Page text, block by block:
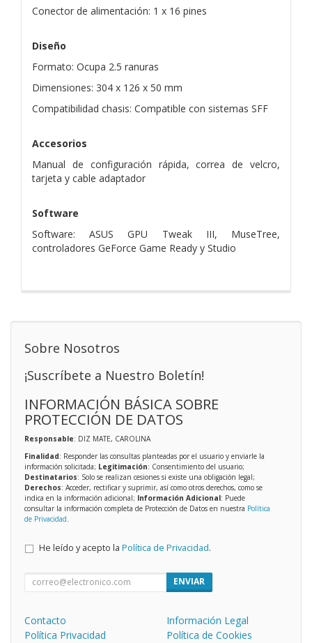
Conector de alimentación: 1 x 16 pines
Diseño
Formato: Ocupa 2.5 ranuras
Dimensiones: 304 x 126 x 50 mm
Compatibilidad chasis: Compatible con sistemas SFF
Accesorios
Manual de configuración rápida, correa de velcro,
tarjeta y cable adaptador
Software
Software: ASUS GPU Tweak III, MuseTree,
controladores GeForce Game Ready y Studio
Sobre Nosotros
¡Suscríbete a Nuestro Boletín!
INFORMACIÓN BÁSICA SOBRE
PROTECCIÓN DE DATOS
Responsable: DIZ MATE, CAROLINA
Finalidad: Responder las consultas planteadas por el usuario y enviarle la
información solicitada; Legitimación: Consentimiento del usuario;
Destinatarios: Solo se realizan cesiones si existe una obligación legal;
Derechos: Acceder, rectificar y suprimir, así como otros derechos, como se
indica en la información adicional; Información Adicional: Puede
consultar la información completa de Protección de Datos en nuestra Política
de Privacidad
He leído y acepto la Política de Privacidad.
ENVIAR
Contacto
Información Legal
Política Privacidad
Política de Cookies